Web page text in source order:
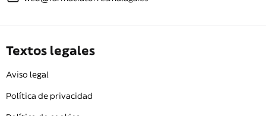
Textos legales
Aviso legal
Política de privacidad